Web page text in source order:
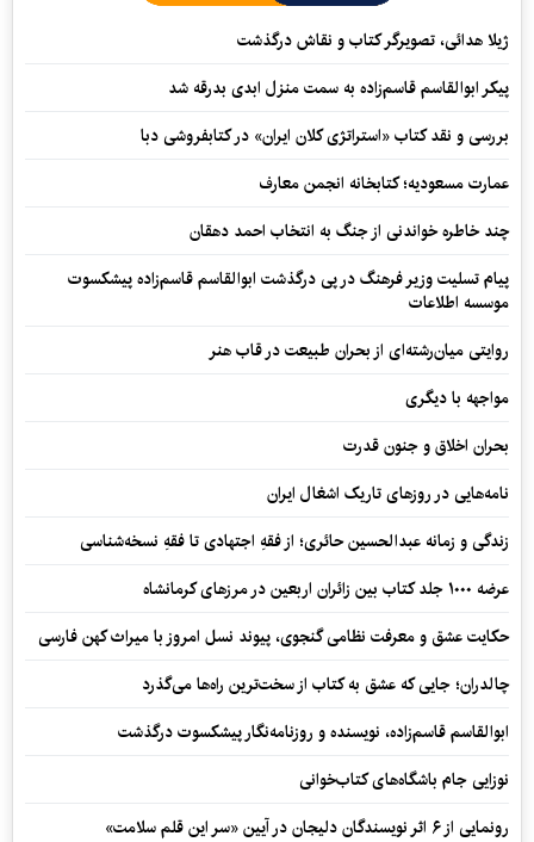
ژیلا هدائی، تصویرگر کتاب و نقاش درگذشت
پیکر ابوالقاسم قاسم‌زاده به سمت منزل ابدی بدرقه شد
بررسی و نقد کتاب «استراتژی کلان ایران» در کتابفروشی دبا
عمارت مسعودیه؛ کتابخانه انجمن معارف
چند خاطره خواندنی از جنگ به انتخاب احمد دهقان
پیام تسلیت وزیر فرهنگ در پی درگذشت ابوالقاسم قاسم‌زاده پیشکسوت
موسسه اطلاعات
روایتی میان‌رشته‌ای از بحران طبیعت در قاب هنر
مواجهه با دیگری
بحران اخلاق و جنون قدرت
نامه‌هایی در روزهای تاریک اشغال ایران
زندگی و زمانه عبدالحسین حائری؛ از فقهِ اجتهادی تا فقهِ نسخه‌شناسی
عرضه ۱۰۰۰ جلد کتاب بین زائران اربعین در مرزهای کرمانشاه
حکایت عشق و معرفت نظامی گنجوی، پیوند نسل امروز با میراث کهن فارسی
چالدران؛ جایی که عشق به کتاب از سخت‌ترین راه‌ها می‌گذرد
ابوالقاسم قاسم‌زاده، نویسنده و روزنامه‌نگار پیشکسوت درگذشت
نوزایی جام باشگاه‌های کتاب‌خوانی
رونمایی از ۶ اثر نویسندگان دلیجان در آیین «سر این قلم سلامت»